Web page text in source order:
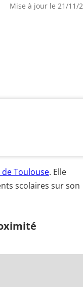
Mise à jour le 21/11/
Toulouse. Elle
scolaires sur son